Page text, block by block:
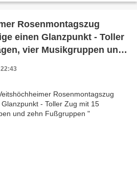
Rosenmontagszug
einen Glanzpunkt - Toller
vier Musikgruppen und